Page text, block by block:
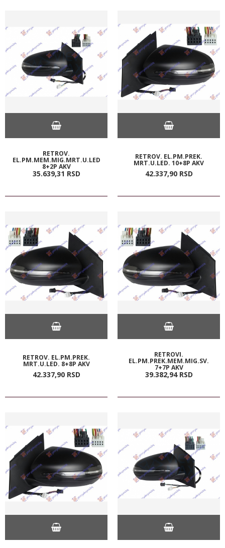
RETROV.
EL.PM.MEM.MIG.MRT.U.LED
8+2P AKV
35.639,31 RSD
RETROV. EL.PM.PREK.
MRT.U.LED. 10+8P AKV
42.337,90 RSD
RETROV. EL.PM.PREK.
MRT.U.LED. 8+8P AKV
42.337,90 RSD
RETROVI.
EL.PM.PREK.MEM.MIG.SV.
7+7P AKV
39.382,94 RSD